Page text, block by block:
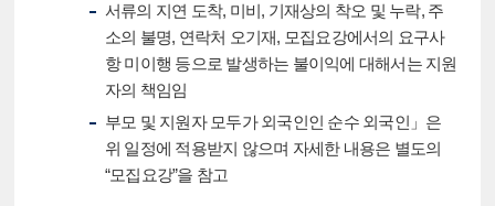
서류의 지연 도착, 미비, 기재상의 착오 및 누락, 주
소의 불명, 연락처 오기재, 모집요강에서의 요구사
항 미이행 등으로 발생하는 불이익에 대해서는 지원
자의 책임임
부모 및 지원자 모두가 외국인인 순수 외국인」은
위 일정에 적용받지 않으며 자세한 내용은 별도의
“모집요강”을 참고